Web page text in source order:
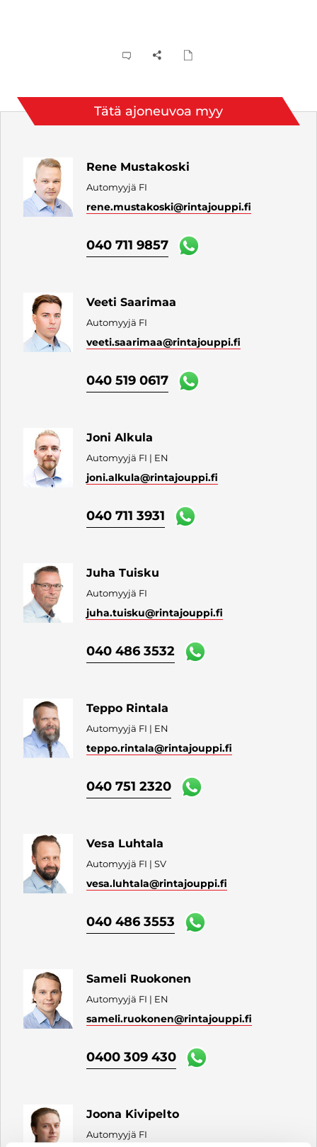
Tätä ajoneuvoa myy
Rene Mustakoski
Automyyjä FI
rene.mustakoski@rintajouppi.fi
040 711 9857
Veeti Saarimaa
Automyyjä FI
veeti.saarimaa@rintajouppi.fi
040 519 0617
Joni Alkula
Automyyjä FI | EN
joni.alkula@rintajouppi.fi
040 711 3931
Juha Tuisku
Automyyjä FI
juha.tuisku@rintajouppi.fi
040 486 3532
Teppo Rintala
Automyyjä FI | EN
teppo.rintala@rintajouppi.fi
040 751 2320
Vesa Luhtala
Automyyjä FI | SV
vesa.luhtala@rintajouppi.fi
040 486 3553
Sameli Ruokonen
Automyyjä FI | EN
sameli.ruokonen@rintajouppi.fi
0400 309 430
Joona Kivipelto
Automyyjä FI